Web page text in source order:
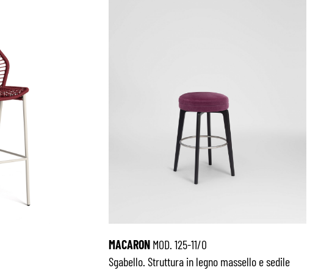
MACARON MOD. 125-11/0
Sgabello. Struttura in legno massello e sedile